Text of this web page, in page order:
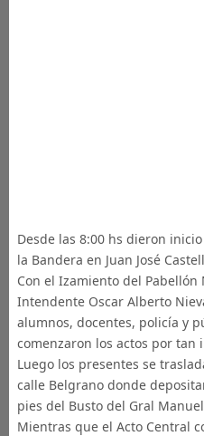
Desde las 8:00 hs dieron
la Bandera en Juan José
Con el Izamiento del
Intendente Oscar Alberto
alumnos, docentes, policía y
comenzaron los actos por tan
Luego los presentes se
calle Belgrano donde
pies del Busto del Gral
Mientras que el Acto Central